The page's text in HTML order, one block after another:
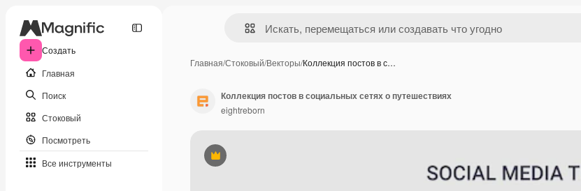
Создать
Главная
Поиск
Стоковый
Посмотреть
Все инструменты
Главная/Стоковый/Векторы/Коллекция постов в с…
Премиум
Коллекция постов в социальных сетях о путешествиях
eightreborn